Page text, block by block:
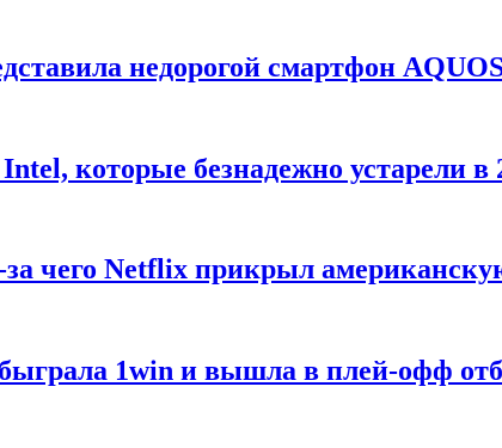
недорогой смартфон
которые безнадежно устарели в
чего Netflix прикрыл
1win и вышла в плей-офф